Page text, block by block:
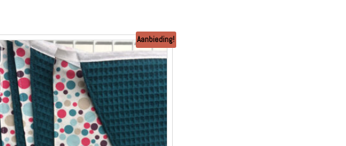
Aanbieding!